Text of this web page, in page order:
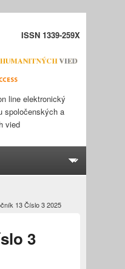
line elektronický
spoločenských a
vied
ISSN 1339-259X
13 Číslo 3 2025
3